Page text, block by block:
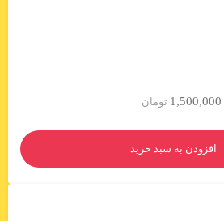
تومان 1,500,000
افزودن به سبد خرید